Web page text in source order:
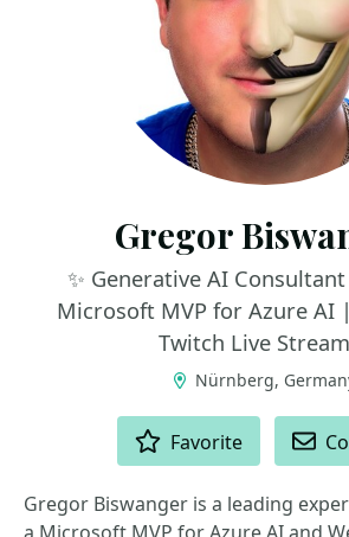
Gregor
✨ Generative AI
Microsoft MVP for Azure AI
Twitch Live
Nürnberg,
Favorite
Gregor Biswanger is a leading